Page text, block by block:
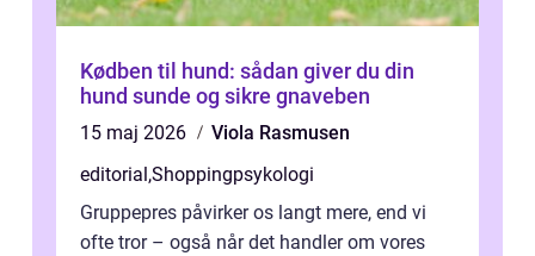
Kødben til hund: sådan giver du din
hund sunde og sikre gnaveben
15 maj 2026
Viola Rasmusen
editorial,Shoppingpsykologi
Gruppepres påvirker os langt mere, end vi
ofte tror – også når det handler om vores